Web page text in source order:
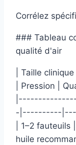
Corrélez
### Tableau
qualité d'air
| Taille
| Pression |
-|----------
| 1–2
huile